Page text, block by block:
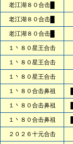
老江湖８０合击█
老江湖８０合击█
老江湖８０合击█
１丶８０星王合击
１丶８０星王合击
１丶８０星王合击
１丶８０合击鼻祖
１丶８０合击鼻祖
１丶８０合击鼻祖
２０２６十元合击